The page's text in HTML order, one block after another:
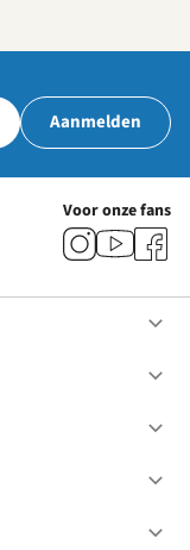
Aanmelden
Voor onze fans